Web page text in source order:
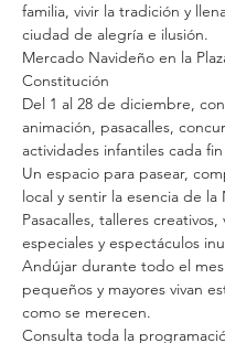
familia, vivir la tradición y
ciudad de alegría e ilusión.
Mercado Navideño en la
Constitución
Del 1 al 28 de diciembre,
animación, pasacalles,
actividades infantiles cada
Un espacio para pasear,
local y sentir la esencia de la
Pasacalles, talleres creativos,
especiales y espectáculos
Andújar durante todo el
pequeños y mayores vivan
como se merecen.
Consulta toda la